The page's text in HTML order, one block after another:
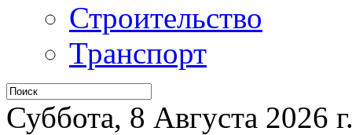
Строительство
Транспорт
Суббота, 8 Августа 2026